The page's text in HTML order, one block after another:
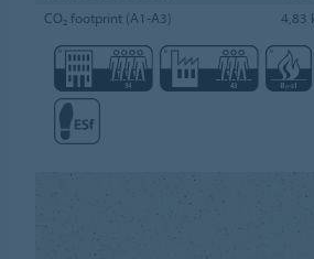
CO₂ footprint (A1-A3)
4,83